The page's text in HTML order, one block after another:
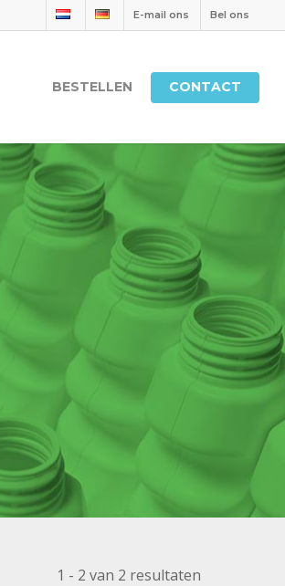
E-mail ons Bel ons
BESTELLEN CONTACT
1 - 2 van 2 resultaten